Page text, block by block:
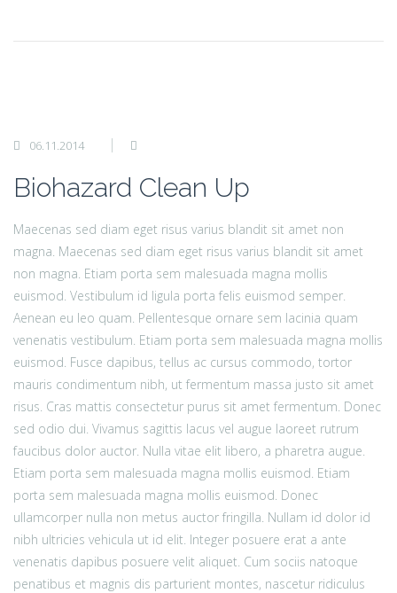
06.11.2014
Biohazard Clean Up
Maecenas sed diam eget risus varius blandit sit amet non
magna. Maecenas sed diam eget risus varius blandit sit amet
non magna. Etiam porta sem malesuada magna mollis
euismod. Vestibulum id ligula porta felis euismod semper.
Aenean eu leo quam. Pellentesque ornare sem lacinia quam
venenatis vestibulum. Etiam porta sem malesuada magna mollis
euismod. Fusce dapibus, tellus ac cursus commodo, tortor
mauris condimentum nibh, ut fermentum massa justo sit amet
risus. Cras mattis consectetur purus sit amet fermentum. Donec
sed odio dui. Vivamus sagittis lacus vel augue laoreet rutrum
faucibus dolor auctor. Nulla vitae elit libero, a pharetra augue.
Etiam porta sem malesuada magna mollis euismod. Etiam
porta sem malesuada magna mollis euismod. Donec
ullamcorper nulla non metus auctor fringilla. Nullam id dolor id
nibh ultricies vehicula ut id elit. Integer posuere erat a ante
venenatis dapibus posuere velit aliquet. Cum sociis natoque
penatibus et magnis dis parturient montes, nascetur ridiculus